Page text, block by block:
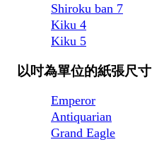
Shiroku ban 7
Kiku 4
Kiku 5
以吋為單位的紙張尺寸
Emperor
Antiquarian
Grand Eagle